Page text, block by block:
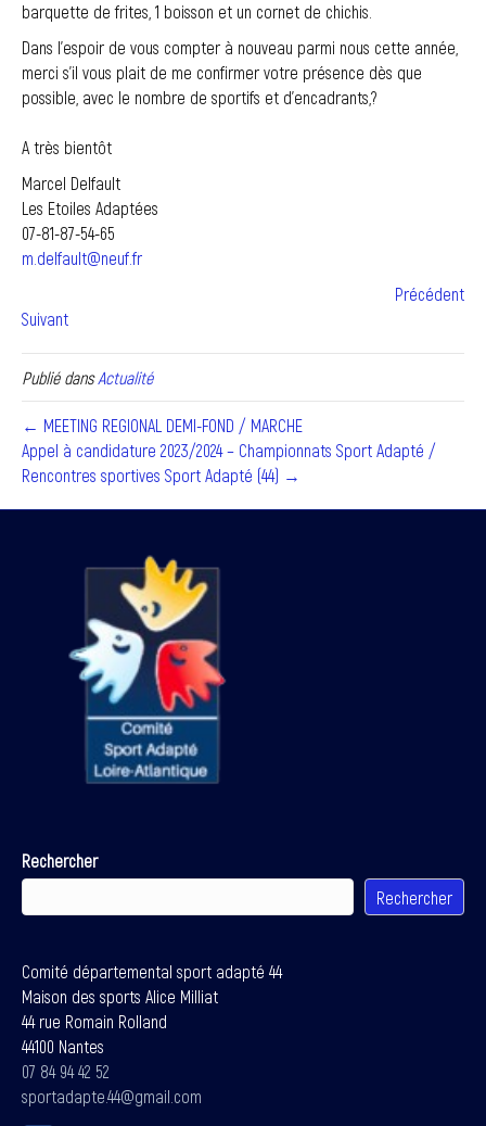
barquette de frites, 1 boisson et un cornet de chichis.
Dans l’espoir de vous compter à nouveau parmi nous cette année,
merci s’il vous plait de me confirmer votre présence dès que
possible, avec le nombre de sportifs et d’encadrants,?
A très bientôt
Marcel Delfault
Les Etoiles Adaptées
07-81-87-54-65
m.delfault@neuf.fr
Précédent
Suivant
Publié dansActualité
← MEETING REGIONAL DEMI-FOND / MARCHE
Appel à candidature 2023/2024 – Championnats Sport Adapté /
Rencontres sportives Sport Adapté (44) →
Rechercher
Rechercher
Comité départemental sport adapté 44
Maison des sports Alice Milliat
44 rue Romain Rolland
44100 Nantes
07 84 94 42 52
sportadapte.44@gmail.com